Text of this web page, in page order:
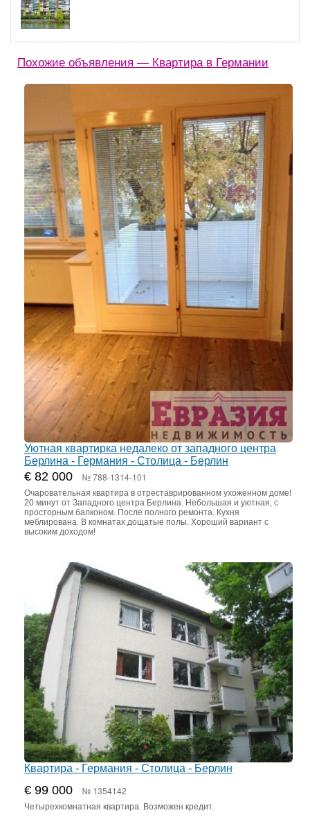
Похожие объявления — Квартира в Германии
Уютная квартирка недалеко от западного центра
Берлина - Германия - Столица - Берлин
€ 82 000 № 788-1314-101
Очаровательная квартира в отреставрированном ухоженном доме!
20 минут от Западного центра Берлина. Небольшая и уютная, с
просторным балконом. После полного ремонта. Кухня
меблирована. В комнатах дощатые полы. Хороший вариант с
высоким доходом!
Квартира - Германия - Столица - Берлин
€ 99 000 № 1354142
Четырехкомнатная квартира. Возможен кредит.